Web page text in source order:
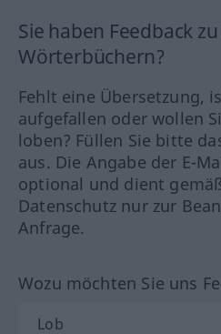
Sie haben Feedback
Wörterbüchern?
Fehlt eine Übersetzung,
aufgefallen oder wollen
loben? Füllen Sie bitte
aus. Die Angabe der E-
optional und dient
Datenschutz nur zur
Anfrage.
Wozu möchten Sie uns